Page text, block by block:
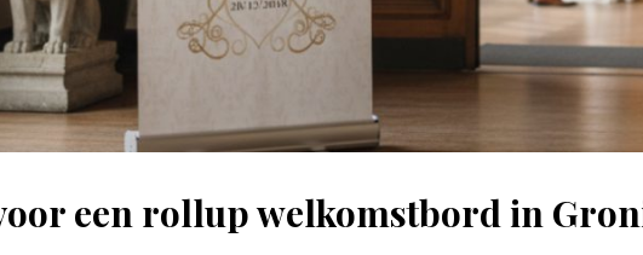
een rollup welkomstbord in